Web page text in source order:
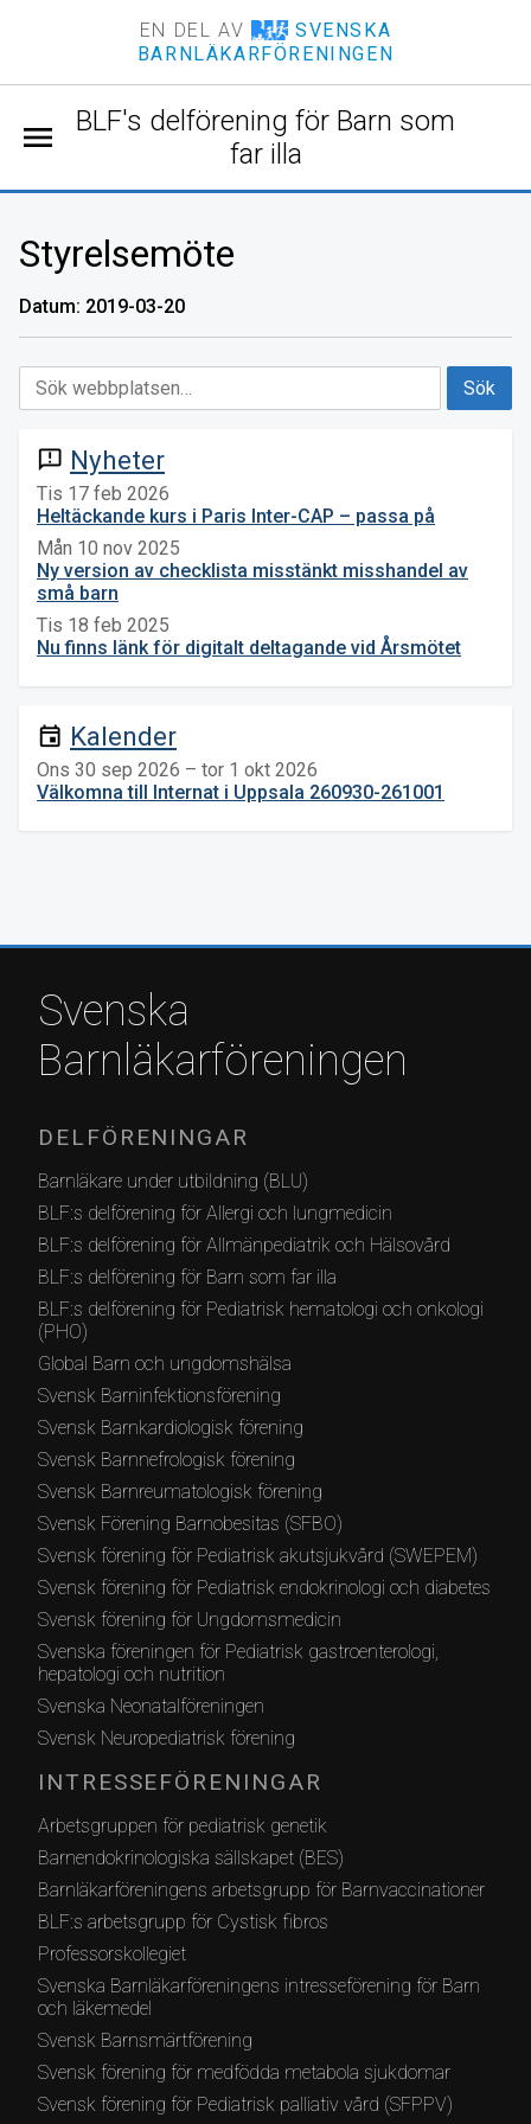
EN DEL AV
SVENSKA
BARNLÄKARFÖRENINGEN
BLF's delförening för Barn som
far illa
menu
Styrelsemöte
Datum: 2019-03-20
announcement Nyheter
Tis 17 feb 2026
Heltäckande kurs i Paris Inter-CAP – passa på
Mån 10 nov 2025
Ny version av checklista misstänkt misshandel av
små barn
Tis 18 feb 2025
Nu finns länk för digitalt deltagande vid Årsmötet
event Kalender
Ons 30 sep 2026 – tor 1 okt 2026
Välkomna till Internat i Uppsala 260930-261001
Svenska
Barnläkarföreningen
DELFÖRENINGAR
Barnläkare under utbildning (BLU)
BLF:s delförening för Allergi och lungmedicin
BLF:s delförening för Allmänpediatrik och Hälsovård
BLF:s delförening för Barn som far illa
BLF:s delförening för Pediatrisk hematologi och onkologi
(PHO)
Global Barn och ungdomshälsa
Svensk Barninfektionsförening
Svensk Barnkardiologisk förening
Svensk Barnnefrologisk förening
Svensk Barnreumatologisk förening
Svensk Förening Barnobesitas (SFBO)
Svensk förening för Pediatrisk akutsjukvård (SWEPEM)
Svensk förening för Pediatrisk endokrinologi och diabetes
Svensk förening för Ungdomsmedicin
Svenska föreningen för Pediatrisk gastroenterologi,
hepatologi och nutrition
Svenska Neonatalföreningen
Svensk Neuropediatrisk förening
INTRESSEFÖRENINGAR
Arbetsgruppen för pediatrisk genetik
Barnendokrinologiska sällskapet (BES)
Barnläkarföreningens arbetsgrupp för Barnvaccinationer
BLF:s arbetsgrupp för Cystisk fibros
Professorskollegiet
Svenska Barnläkarföreningens intresseförening för Barn
och läkemedel
Svensk Barnsmärtförening
Svensk förening för medfödda metabola sjukdomar
Svensk förening för Pediatrisk palliativ vård (SFPPV)